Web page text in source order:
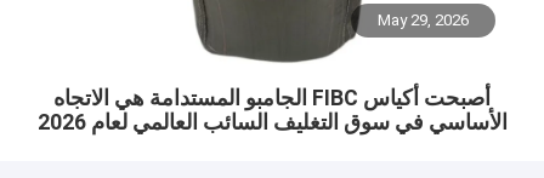
May 29, 2026
أصبحت أكياس FIBC الجامبو المستدامة هي الاتجاه
الأساسي في سوق التغليف السائب العالمي لعام 2026